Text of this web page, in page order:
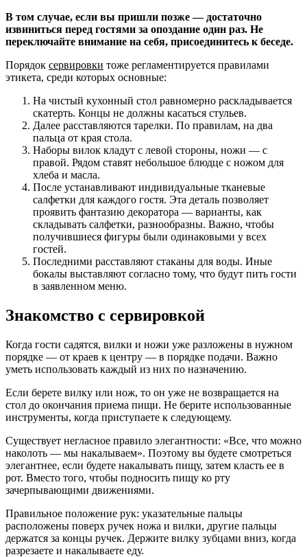
В том случае, если вы пришли позже — достаточно
извиниться перед гостями за опоздание один раз. Не
переключайте внимание на себя, присоединитесь к беседе.
Порядок сервировки тоже регламентируется правилами
этикета, среди которых основные:
На чистый кухонный стол равномерно раскладывается
скатерть. Концы не должны касаться стульев.
Далее расставляются тарелки. По правилам, на два
пальца от края стола.
Наборы вилок кладут с левой стороны, ножи — с
правой. Рядом ставят небольшое блюдце с ножом для
хлеба и масла.
После устанавливают индивидуальные тканевые
салфетки для каждого гостя. Эта деталь позволяет
проявить фантазию декоратора — варианты, как
складывать салфетки, разнообразны. Важно, чтобы
получившиеся фигуры были одинаковыми у всех
гостей.
Последними расставляют стаканы для воды. Иные
бокалы выставляют согласно тому, что будут пить гости
в заявленном меню.
Знакомство с сервировкой
Когда гости садятся, вилки и ножи уже разложены в нужном
порядке — от краев к центру — в порядке подачи. Важно
уметь использовать каждый из них по назначению.
Если берете вилку или нож, то он уже не возвращается на
стол до окончания приема пищи. Не берите использованные
инструменты, когда приступаете к следующему.
Существует негласное правило элегантности: «Все, что можно
наколоть — мы накалываем». Поэтому вы будете смотреться
элегантнее, если будете накалывать пищу, затем класть ее в
рот. Вместо того, чтобы подносить пищу ко рту
зачерпывающими движениями.
Правильное положение рук: указательные пальцы
расположены поверх ручек ножа и вилки, другие пальцы
держатся за концы ручек. Держите вилку зубцами вниз, когда
разрезаете и накалываете еду.